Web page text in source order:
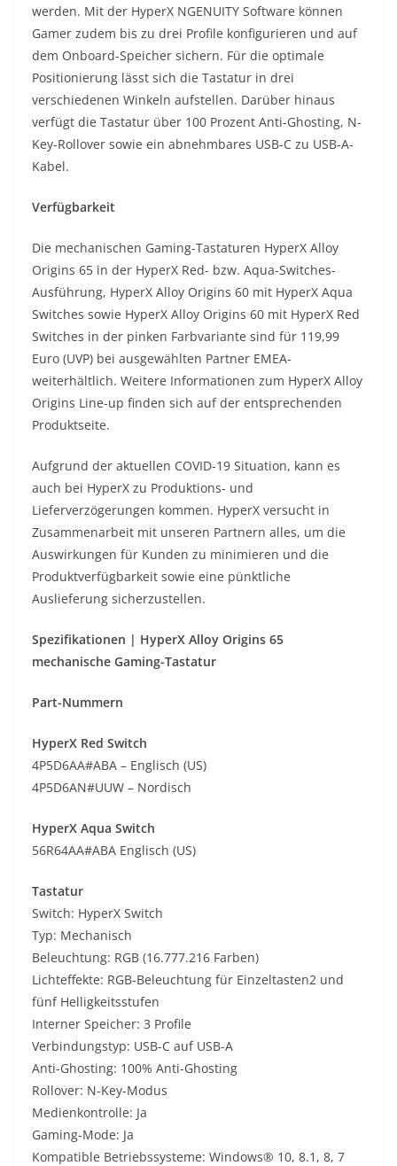
werden. Mit der HyperX NGENUITY Software können
Gamer zudem bis zu drei Profile konfigurieren und auf
dem Onboard-Speicher sichern. Für die optimale
Positionierung lässt sich die Tastatur in drei
verschiedenen Winkeln aufstellen. Darüber hinaus
verfügt die Tastatur über 100 Prozent Anti-Ghosting, N-
Key-Rollover sowie ein abnehmbares USB-C zu USB-A-
Kabel.
Verfügbarkeit
Die mechanischen Gaming-Tastaturen HyperX Alloy
Origins 65 in der HyperX Red- bzw. Aqua-Switches-
Ausführung, HyperX Alloy Origins 60 mit HyperX Aqua
Switches sowie HyperX Alloy Origins 60 mit HyperX Red
Switches in der pinken Farbvariante sind für 119,99
Euro (UVP) bei ausgewählten Partner EMEA-
weiterhältlich. Weitere Informationen zum HyperX Alloy
Origins Line-up finden sich auf der entsprechenden
Produktseite.
Aufgrund der aktuellen COVID-19 Situation, kann es
auch bei HyperX zu Produktions- und
Lieferverzögerungen kommen. HyperX versucht in
Zusammenarbeit mit unseren Partnern alles, um die
Auswirkungen für Kunden zu minimieren und die
Produktverfügbarkeit sowie eine pünktliche
Auslieferung sicherzustellen.
Spezifikationen | HyperX Alloy Origins 65
mechanische Gaming-Tastatur
Part-Nummern
HyperX Red Switch
4P5D6AA#ABA – Englisch (US)
4P5D6AN#UUW – Nordisch
HyperX Aqua Switch
56R64AA#ABA Englisch (US)
Tastatur
Switch: HyperX Switch
Typ: Mechanisch
Beleuchtung: RGB (16.777.216 Farben)
Lichteffekte: RGB-Beleuchtung für Einzeltasten2 und
fünf Helligkeitsstufen
Interner Speicher: 3 Profile
Verbindungstyp: USB-C auf USB-A
Anti-Ghosting: 100% Anti-Ghosting
Rollover: N-Key-Modus
Medienkontrolle: Ja
Gaming-Mode: Ja
Kompatible Betriebssysteme: Windows® 10, 8.1, 8, 7